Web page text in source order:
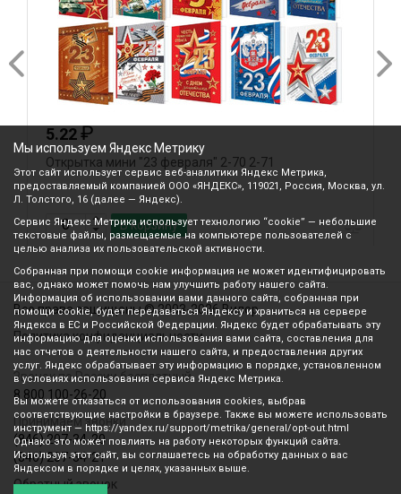
5.22₽
Открытка мини "23 февраля" 2-70 2-71
В корзину
Все права защищены © 2003-2026 Вилор
Политика конфиденциальности
Звонок по России бесплатный
8 800 100-26-20
Принимаем звонки
(846) 207-34-20
(846) 207-34-21
Обратный звонок
Мы используем Яндекс Метрику
Этот сайт использует сервис веб-аналитики Яндекс Метрика,
предоставляемый компанией ООО «ЯНДЕКС», 119021, Россия, Москва, ул.
Л. Толстого, 16 (далее — Яндекс).
Сервис Яндекс Метрика использует технологию “cookie” — небольшие
текстовые файлы, размещаемые на компьютере пользователей с
целью анализа их пользовательской активности.
Собранная при помощи cookie информация не может идентифицировать
вас, однако может помочь нам улучшить работу нашего сайта.
Информация об использовании вами данного сайта, собранная при
помощи cookie, будет передаваться Яндексу и храниться на сервере
Яндекса в ЕС и Российской Федерации. Яндекс будет обрабатывать эту
информацию для оценки использования вами сайта, составления для
нас отчетов о деятельности нашего сайта, и предоставления других
услуг. Яндекс обрабатывает эту информацию в порядке, установленном
в условиях использования сервиса Яндекс Метрика.
Вы можете отказаться от использования cookies, выбрав
соответствующие настройки в браузере. Также вы можете использовать
инструмент — https://yandex.ru/support/metrika/general/opt-out.html
Однако это может повлиять на работу некоторых функций сайта.
Используя этот сайт, вы соглашаетесь на обработку данных о вас
Яндексом в порядке и целях, указанных выше.